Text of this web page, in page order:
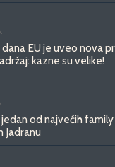
EU je uveo nova
kazne su velike!
od najvećih
Jadranu